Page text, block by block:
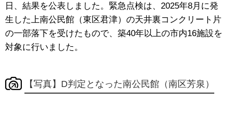
日、結果を公表しました。緊急点検は、2025年8月に発
生した上南公民館（東区君津）の天井裏コンクリート片
の一部落下を受けたもので、築40年以上の市内16施設を
対象に行いました。
【写真】D判定となった南公民館（南区芳泉）